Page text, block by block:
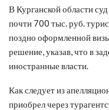
В Курганской области
почти 700 тыс. руб.
поздно оформленной
решение, указав, что в
иностранные власти.
Как следует из
приобрел через